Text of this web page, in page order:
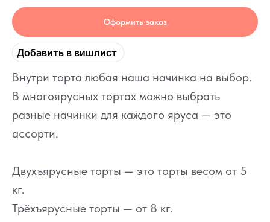
Оформить заказ
Добавить в вишлист
Внутри торта любая наша начинка на выбор.
В многоярусных тортах можно выбрать
разные начинки для каждого яруса — это
ассорти.
Двухъярусные торты — это торты весом от 5
кг.
Трёхъярусные торты — от 8 кг.